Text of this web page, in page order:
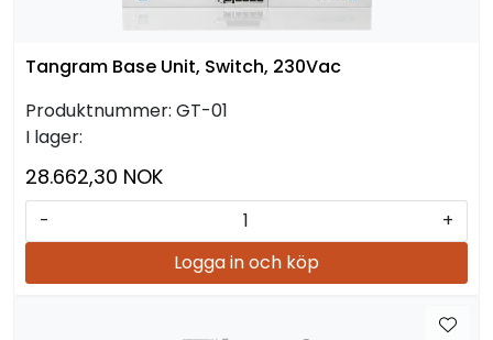
Tangram Base Unit, Switch, 230Vac
Produktnummer: GT-01
I lager:
28.662,30 NOK
-
+
Logga in och köp